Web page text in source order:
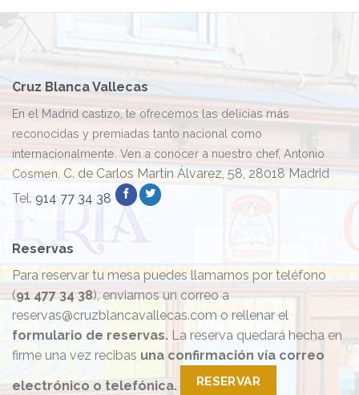
Cruz Blanca Vallecas
En el Madrid castizo, te ofrecemos las delicias más
reconocidas y premiadas tanto nacional como
internacionalmente. Ven a conocer a nuestro chef, Antonio
Cosmen. C. de Carlos Martín Álvarez, 58, 28018 Madrid
Tel. 914 77 34 38
Reservas
Para reservar tu mesa puedes llamarnos por teléfono
(91 477 34 38), enviarnos un correo a
reservas@cruzblancavallecas.com o rellenar el
formulario de reservas. La reserva quedará hecha en
firme una vez recibas una confirmación vía correo
electrónico o telefónica. RESERVAR